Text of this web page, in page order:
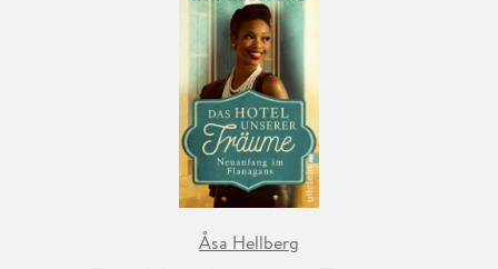
Åsa Hellberg